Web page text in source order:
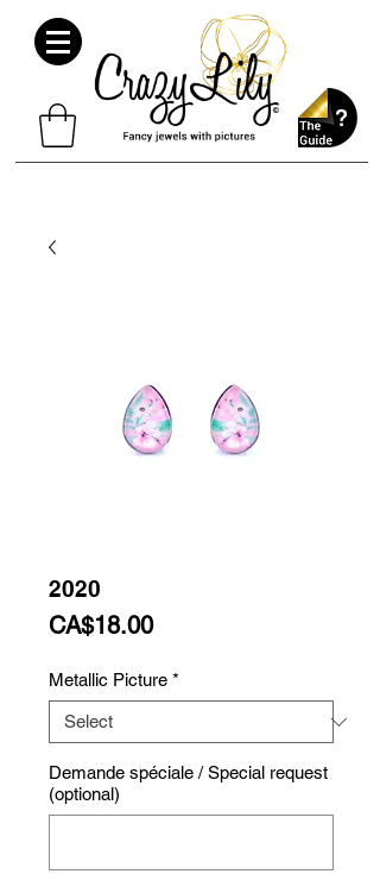
2020
CA$18.00Price
Metallic Picture *
Demande spéciale / Special request
(optional)